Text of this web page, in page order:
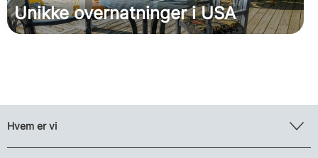
Unikke overnatninger i USA
Hvem er vi